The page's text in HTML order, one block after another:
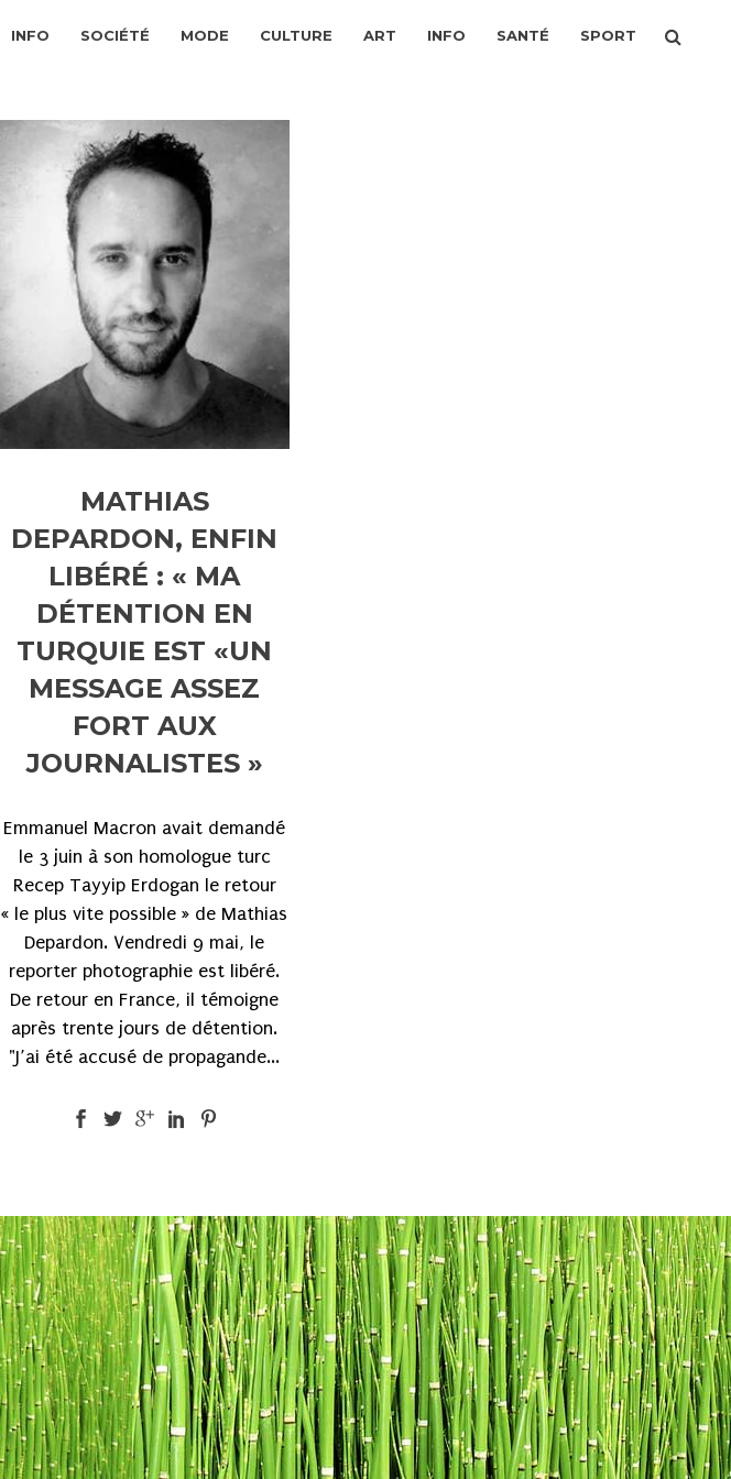
INFO SOCIÉTÉ MODE CULTURE ART INFO SANTÉ SPORT
MATHIAS
DEPARDON, ENFIN
LIBÉRÉ : « MA
DÉTENTION EN
TURQUIE EST «UN
MESSAGE ASSEZ
FORT AUX
JOURNALISTES »
Emmanuel Macron avait demandé
le 3 juin à son homologue turc
Recep Tayyip Erdogan le retour
« le plus vite possible » de Mathias
Depardon. Vendredi 9 mai, le
reporter photographie est libéré.
De retour en France, il témoigne
après trente jours de détention.
"J’ai été accusé de propagande...